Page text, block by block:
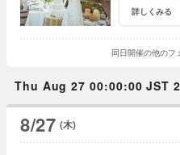
詳しくみる
同日開催の他のフ
Thu Aug 27 00:00:00 JST
8/27 (木)